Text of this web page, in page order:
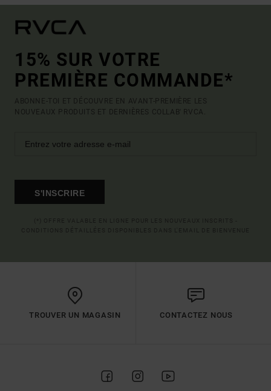
15% SUR VOTRE
PREMIÈRE COMMANDE*
ABONNE-TOI ET DÉCOUVRE EN AVANT-PREMIÈRE LES
NOUVEAUX PRODUITS ET DERNIÈRES COLLAB' RVCA.
S'INSCRIRE
TROUVER UN MAGASIN CONTACTEZ NOUS